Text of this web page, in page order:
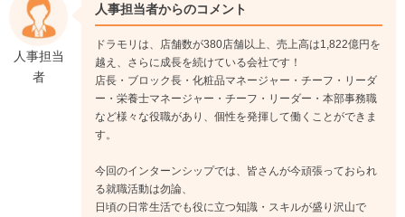
人事担当
者
人事担当者からのコメント
ドラモリは、店舗数が380店舗以上、売上高は1,822億円を
越え、さらに成長を続けている会社です！
店長・ブロック長・化粧品マネージャー・チーフ・リーダ
ー・栄養士マネージャー・チーフ・リーダー・本部事務職
など様々な役職があり、個性を発揮して働くことができま
す。
今回のインターンシップでは、皆さんが今頑張っておられ
る就職活動は勿論、
日頃の日常生活でも役に立つ知識・スキルが盛り沢山で